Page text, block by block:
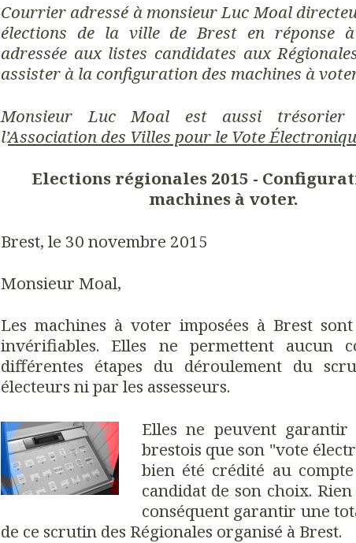
Courrier adressé à monsieur Luc Moal
élections de la ville de Brest en réponse
adressée aux listes candidates aux
assister à la configuration des machines à
Monsieur Luc Moal est aussi trésorier
l’Association des Villes pour le Vote
Elections régionales 2015 -
machines à voter.
Brest, le 30 novembre 2015
Monsieur Moal,
Les machines à voter imposées à Brest
invérifiables. Elles ne permettent aucun
différentes étapes du déroulement du
électeurs ni par les assesseurs.
Elles ne peuvent
brestois que son "vote
bien été crédité au
candidat de son choix.
conséquent garantir une
de ce scrutin des Régionales organisé à Brest.